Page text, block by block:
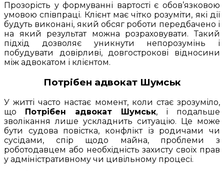
Прозорість у формуванні вартості є обов’язковою
умовою співпраці. Клієнт має чітко розуміти, які дії
будуть виконані, який обсяг роботи передбачено і
на який результат можна розраховувати. Такий
підхід дозволяє уникнути непорозумінь і
побудувати довірливі, довгострокові відносини
між адвокатом і клієнтом.
Потрібен адвокат Шумськ
У житті часто настає момент, коли стає зрозуміло,
що Потрібен адвокат Шумськ, і подальше
зволікання лише ускладнить ситуацію. Це може
бути судова повістка, конфлікт із родичами чи
сусідами, спір щодо майна, проблеми з
роботодавцем або необхідність захисту своїх прав
у адміністративному чи цивільному процесі.